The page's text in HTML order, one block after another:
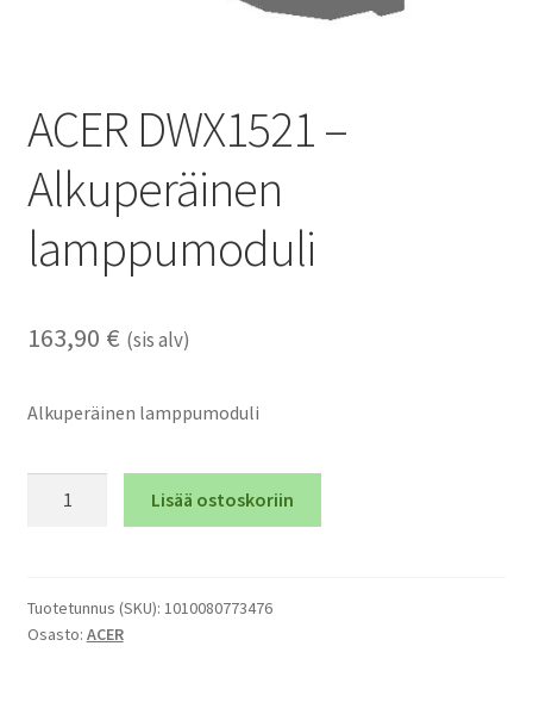
ACER DWX1521 –
Alkuperäinen
lamppumoduli
163,90 € (sis alv)
Alkuperäinen lamppumoduli
lamppumoduli
määrä
Lisää ostoskoriin
Tuotetunnus (SKU): 1010080773476
Osasto: ACER